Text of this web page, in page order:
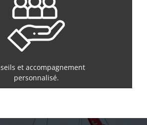
et accompagnement
personnalisé.